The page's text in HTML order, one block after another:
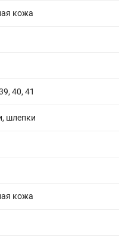
кожа
40, 41
шлепки
кожа